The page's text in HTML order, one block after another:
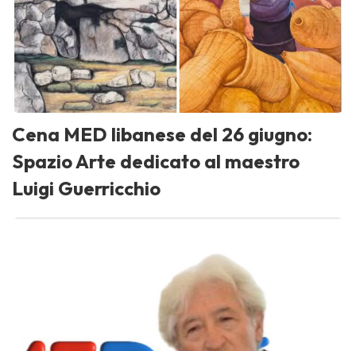
Cena MED libanese del 26 giugno:
Spazio Arte dedicato al maestro
Luigi Guerricchio